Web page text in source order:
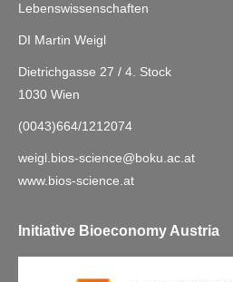
Lebenswissenschaften
DI Martin Weigl
Dietrichgasse 27 / 4. Stock
1030 Wien
(0043)664/1212074
weigl.bios-science@boku.ac.at
www.bios-science.at
Initiative Bioeconomy Austria